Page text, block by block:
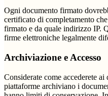
Ogni documento firmato
certificato di completamento
firmato e da quale indirizzo IP.
firme elettroniche legalmente
Archiviazione e Accesso
Considerate come accederete
piattaforme archiviano i